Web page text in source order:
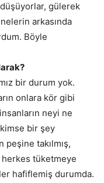
gülerek
arkasında
Böyle
bir durum yok.
onlara kör gibi
neyi ne
bir şey
peşine takılmış,
tüketmeye
hafiflemiş durumda.